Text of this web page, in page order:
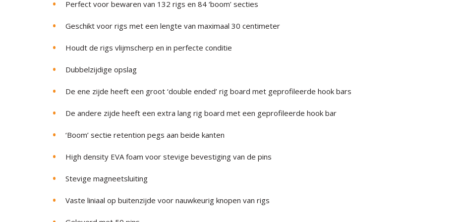
Perfect voor bewaren van 132 rigs en 84 ‘boom’ secties
Geschikt voor rigs met een lengte van maximaal 30 centimeter
Houdt de rigs vlijmscherp en in perfecte conditie
Dubbelzijdige opslag
De ene zijde heeft een groot ‘double ended’ rig board met geprofileerde hook bars
De andere zijde heeft een extra lang rig board met een geprofileerde hook bar
‘Boom’ sectie retention pegs aan beide kanten
High density EVA foam voor stevige bevestiging van de pins
Stevige magneetsluiting
Vaste liniaal op buitenzijde voor nauwkeurig knopen van rigs